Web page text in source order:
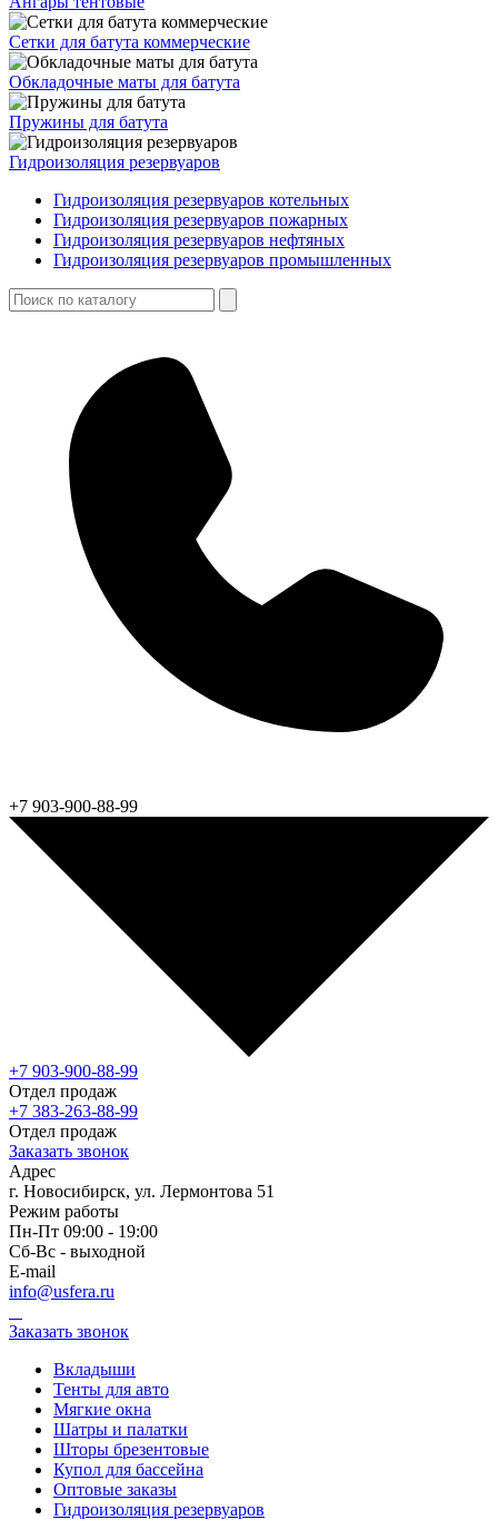
Сетки для батута коммерческие
Обкладочные маты для батута
Пружины для батута
Гидроизоляция резервуаров
Гидроизоляция резервуаров котельных
Гидроизоляция резервуаров пожарных
Гидроизоляция резервуаров нефтяных
Гидроизоляция резервуаров промышленных
+7 903-900-88-99
+7 903-900-88-99
Отдел продаж
+7 383-263-88-99
Отдел продаж
Заказать звонок
Адрес
г. Новосибирск, ул. Лермонтова 51
Режим работы
Пн-Пт 09:00 - 19:00
Сб-Вс - выходной
E-mail
info@usfera.ru
Заказать звонок
Вкладыши
Тенты для авто
Мягкие окна
Шатры и палатки
Шторы брезентовые
Купол для бассейна
Оптовые заказы
Гидроизоляция резервуаров